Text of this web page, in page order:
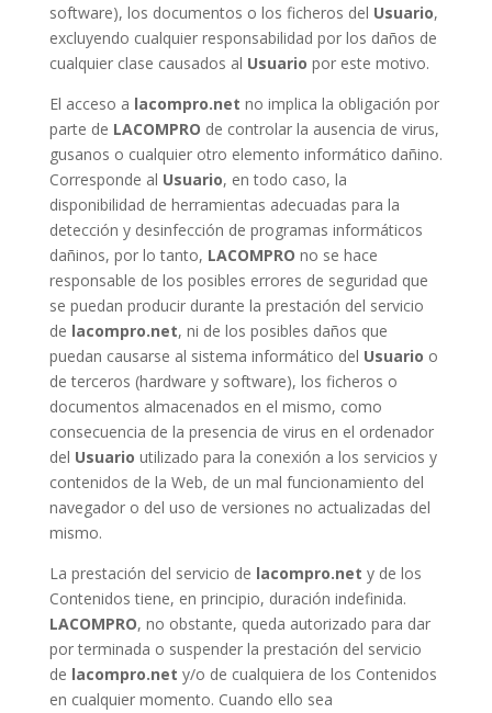
software), los documentos o los ficheros del Usuario,
excluyendo cualquier responsabilidad por los daños de
cualquier clase causados al Usuario por este motivo.
El acceso a lacompro.net no implica la obligación por
parte de LACOMPRO de controlar la ausencia de virus,
gusanos o cualquier otro elemento informático dañino.
Corresponde al Usuario, en todo caso, la
disponibilidad de herramientas adecuadas para la
detección y desinfección de programas informáticos
dañinos, por lo tanto, LACOMPRO no se hace
responsable de los posibles errores de seguridad que
se puedan producir durante la prestación del servicio
de lacompro.net, ni de los posibles daños que
puedan causarse al sistema informático del Usuario o
de terceros (hardware y software), los ficheros o
documentos almacenados en el mismo, como
consecuencia de la presencia de virus en el ordenador
del Usuario utilizado para la conexión a los servicios y
contenidos de la Web, de un mal funcionamiento del
navegador o del uso de versiones no actualizadas del
mismo.
La prestación del servicio de lacompro.net y de los
Contenidos tiene, en principio, duración indefinida.
LACOMPRO, no obstante, queda autorizado para dar
por terminada o suspender la prestación del servicio
de lacompro.net y/o de cualquiera de los Contenidos
en cualquier momento. Cuando ello sea